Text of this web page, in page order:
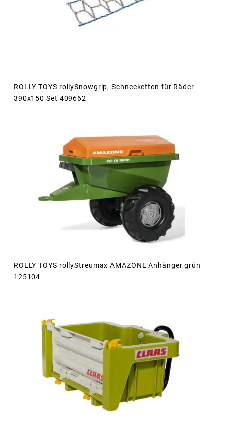
ROLLY TOYS rollySnowgrip, Schneeketten für Räder
390x150 Set 409662
ROLLY TOYS rollyStreumax AMAZONE Anhänger grün
125104